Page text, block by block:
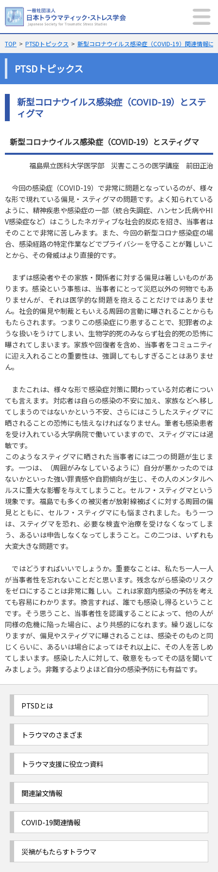
MENU
サイト内検索
メニュー
新着記事 PTSD トピックス
学術大会 学会誌
メンバーシップ English
閲覧支援ツール
文字の大きさ
TOP PTSDトピックス 新型コロナウイルス感染症（COVID-19）関連情報に
PTSDトピックス
新型コロナウイルス感染症（COVID-19）とステ
ィグマ
新型コロナウイルス感染症（COVID-19）とスティグマ
福島県立医科大学医学部 災害こころの医学講座 前田正治
今回の感染症（COVID-19）で非常に問題となっているのが、様々
な形で現れている偏見・スティグマの問題です。よく知られている
ように、精神疾患や感染症の一部（統合失調症、ハンセン氏病やHI
V感染症など）はこうしたネガティブな社会的反応を招き、当事者は
そのことで非常に苦しみます。また、今回の新型コロナ感染症の場
合、感染経路の特定作業などでプライバシーを守ることが難しいこ
とから、その脅威はより直接的です。
まずは感染者やその家族・関係者に対する偏見は著しいものがあ
ります。感染という事態は、当事者にとって災厄以外の何物でもあ
りませんが、それは医学的な問題を抱えることだけではありませ
ん。社会的偏見や制裁ともいえる周囲の言動に曝されることからも
もたらされます。つまりこの感染症にり患することで、犯罪者のよ
うな扱いをうけてしまい、生物学的死のみならず社会的死の恐怖に
曝されてしまいます。家族や回復者を含め、当事者をコミュニティ
に迎え入れることの重要性は、強調してもしすぎることはありませ
ん。
またこれは、様々な形で感染症対策に関わっている対応者につい
ても言えます。対応者は自らの感染の不安に加え、家族などへ移し
てしまうのではないかという不安、さらにはこうしたスティグマに
晒されることの恐怖にも怯えなければなりません。筆者も感染患者
を受け入れている大学病院で働いていますので、スティグマには過
敏です。
このようなスティグマに晒された当事者には二つの問題が生じま
す。一つは、（周囲がみなしているように）自分が悪かったのでは
ないかといった強い罪責感や自罰傾向が生じ、その人のメンタルヘ
ルスに重大な影響を与えてしまうこと。セルフ・スティグマという
現象です。福島でも多くの被災者が放射線被ばくに対する周囲の偏
見とともに、セルフ・スティグマにも悩まされました。もう一つ
は、スティグマを恐れ、必要な検査や治療を受けなくなってしま
う、あるいは申告しなくなってしまうこと。この二つは、いずれも
大変大きな問題です。
ではどうすればいいでしょうか。重要なことは、私たち一人一人
が当事者性を忘れないことだと思います。残念ながら感染のリスク
をゼロにすることは非常に難しい。これは家庭内感染の予防を考え
ても容易にわかります。換言すれば、誰でも感染し得るということ
です。そう思うこと、当事者性を認識することによって、他の人が
同様の危機に陥った場合に、より共感的になれます。繰り返しにな
りますが、偏見やスティグマに曝されることは、感染そのものと同
じくらいに、あるいは場合によってはそれ以上に、その人を苦しめ
てしまいます。感染した人に対して、敬意をもってその話を聞いて
みましょう。非難するよりよほど自分の感染予防にも有益です。
PTSDとは
トラウマのさまざま
トラウマ支援に役立つ資料
関連論文情報
COVID-19関連情報
災禍がもたらすトラウマ